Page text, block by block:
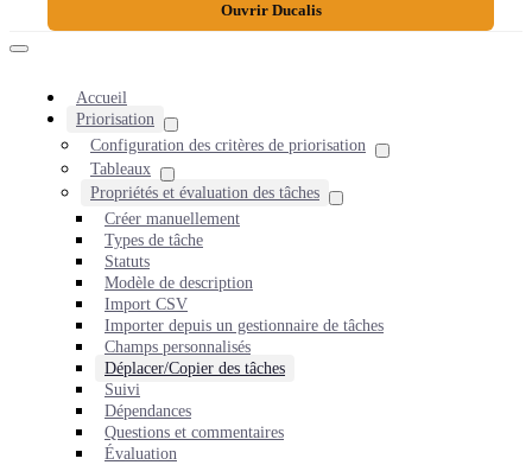
Ouvrir Ducalis
Accueil
Priorisation
Configuration des critères de priorisation
Tableaux
Propriétés et évaluation des tâches
Créer manuellement
Types de tâche
Statuts
Modèle de description
Import CSV
Importer depuis un gestionnaire de tâches
Champs personnalisés
Déplacer/Copier des tâches
Suivi
Dépendances
Questions et commentaires
Évaluation